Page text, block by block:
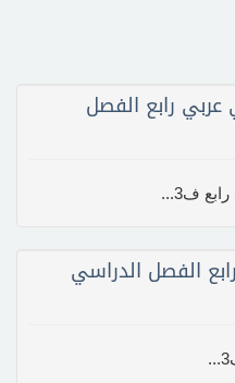
عربي رابع الفصل
ف3...
الفصل الدراسي